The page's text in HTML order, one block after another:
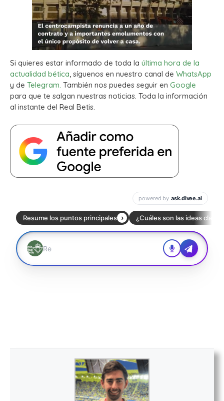
Si quieres estar informado de toda la última hora de la
actualidad bética, síguenos en nuestro canal de WhatsApp
y de Telegram. También nos puedes seguir en Google
para que te salgan nuestras noticias. Toda la información
al instante del Real Betis.